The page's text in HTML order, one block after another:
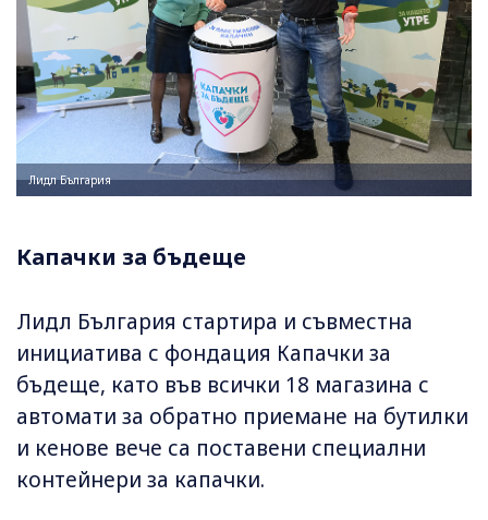
Лидл България
Капачки за бъдеще
Лидл България стартира и съвместна
инициатива с фондация Капачки за
бъдеще, като във всички 18 магазина с
автомати за обратно приемане на бутилки
и кенове вече са поставени специални
контейнери за капачки.